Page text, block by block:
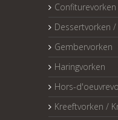
Confiturevorken
Dessertvorken
Gembervorken
Haringvorken
Hors-
Kreeftvorken /